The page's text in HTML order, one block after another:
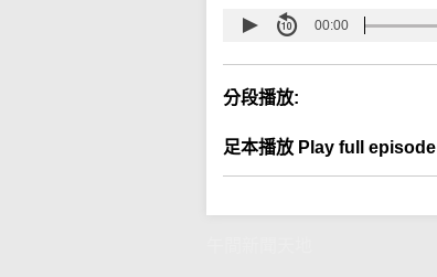
00:00
分段播放:
足本播放 Play full episode